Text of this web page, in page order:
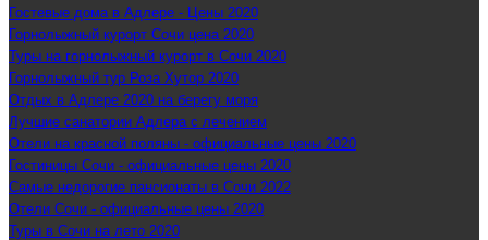
Гостевые дома в Адлере - Цены 2020
Горнолыжный курорт Сочи цена 2020
Туры на горнолыжный курорт в Сочи 2020
Горнолыжный тур Роза Хутор 2020
Отдых в Адлере 2020 на берегу моря
Лучшие санатории Адлера с лечением
Отели на красной поляны - официальные цены 2020
Гостиницы Сочи - официальные цены 2020
Самые недорогие пансионаты в Сочи 2022
Отели Сочи - официальные цены 2020
Туры в Сочи на лето 2020